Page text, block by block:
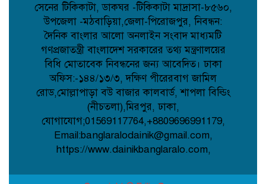
টানা বৃষ্টিতে আত্রাইয়ে বেড়েছে সবজির দাম,
ভোগান্তিতে সাধারণ মানুষ;
কুমিল্লায় সোহান হত্যা মামলায় বৃদ্ধের
যাবজ্জীবন, ছেলে খালাস;
পিরোজপুরে মাদকবিরোধী অভিযানে গাঁজাসহ
আটক ১, ৪ মাসের কারাদণ্ড;
সেনের টিকিকাটা, ডাকঘর -টিকিকাটা মাদ্রাসা-৮৫৬০,
উপজেলা -মঠবাড়িয়া,জেলা-পিরোজপুর, নিবন্ধন:
দৈনিক বাংলার আলো অনলাইন সংবাদ মাধ্যমটি
গণপ্রজাতন্ত্রী বাংলাদেশ সরকারের তথ্য মন্ত্রণালয়ের
বিধি মোতাবেক নিবন্ধনের জন্য আবেদিত। ঢাকা
অফিস:-১৪৪/১৩/৩, দক্ষিণ পীরেরবাগ জামিল
রোড,মোল্লাপাড়া বউ বাজার কালবার্ড, শাপলা বিল্ডিং
(নীচতলা),মিরপুর, ঢাকা,
যোগাযোগ;01569117764,+8809696991179,
Email:banglaralodainik@gmail.com,
https://www.dainikbanglaralo.com,